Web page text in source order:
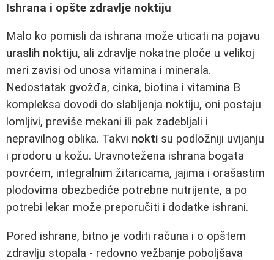
Ishrana i opšte zdravlje noktiju
Malo ko pomisli da ishrana može uticati na pojavu
uraslih noktiju, ali zdravlje nokatne ploče u velikoj
meri zavisi od unosa vitamina i minerala.
Nedostatak gvožđa, cinka, biotina i vitamina B
kompleksa dovodi do slabljenja noktiju, oni postaju
lomljivi, previše mekani ili pak zadebljali i
nepravilnog oblika. Takvi nokti su podložniji uvijanju
i prodoru u kožu. Uravnotežena ishrana bogata
povrćem, integralnim žitaricama, jajima i orašastim
plodovima obezbediće potrebne nutrijente, a po
potrebi lekar može preporučiti i dodatke ishrani.
Pored ishrane, bitno je voditi računa i o opštem
zdravlju stopala - redovno vežbanje poboljšava